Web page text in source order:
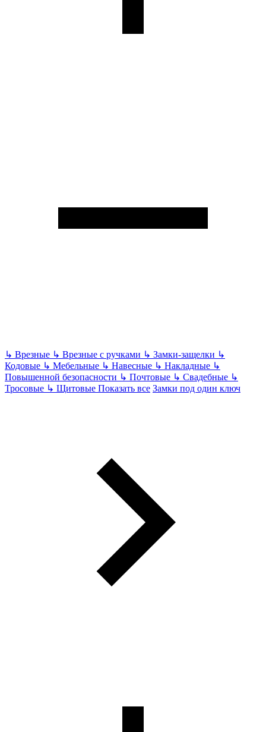
↳ Врезные ↳ Врезные с ручками ↳ Замки-защелки ↳
Кодовые ↳ Мебельные ↳ Навесные ↳ Накладные ↳
Повышенной безопасности ↳ Почтовые ↳ Свадебные ↳
Тросовые ↳ Щитовые Показать все Замки под один ключ